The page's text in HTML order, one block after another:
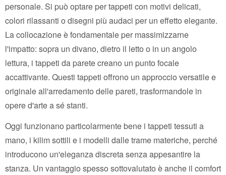
personale. Si può optare per tappeti con motivi delicati,
colori rilassanti o disegni più audaci per un effetto elegante.
La collocazione è fondamentale per massimizzarne
l'impatto: sopra un divano, dietro il letto o in un angolo
lettura, i tappeti da parete creano un punto focale
accattivante. Questi tappeti offrono un approccio versatile e
originale all'arredamento delle pareti, trasformandole in
opere d'arte a sé stanti.
Oggi funzionano particolarmente bene i tappeti tessuti a
mano, i kilim sottili e i modelli dalle trame materiche, perché
introducono un'eleganza discreta senza appesantire la
stanza. Un vantaggio spesso sottovalutato è anche il comfort